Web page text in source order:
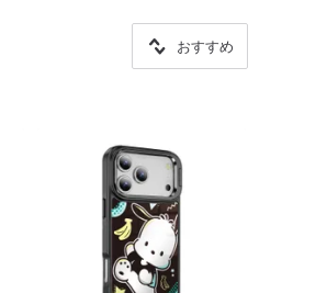
おすすめ